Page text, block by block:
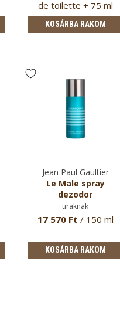
de toilette + 75 ml
tusfürdő
KOSÁRBA RAKOM
Jean Paul Gaultier
Le Male spray
dezodor
uraknak
17 570 Ft / 150 ml
KOSÁRBA RAKOM